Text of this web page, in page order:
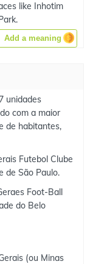
like Inhotim
Add a meaning
unidades
com a maior
de habitantes,
Futebol Clube
de São Paulo.
Foot-Ball
do Belo
(ou Minas